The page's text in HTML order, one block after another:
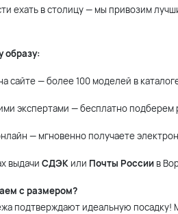
ехать в столицу — мы привозим
образу:
сайте — более 100 моделей в
экспертами — бесплатно
— мгновенно получаете
выдачи СДЭК или Почты России в
с размером?
подтверждают идеальную посадку!